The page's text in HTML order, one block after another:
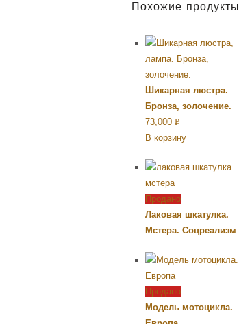
Похожие продукты
Шикарная люстра.
Бронза, золочение.
73,000 Р
УБ.
В корзину
Продано
Лаковая шкатулка.
Мстера. Соцреализм
Продано
Модель мотоцикла.